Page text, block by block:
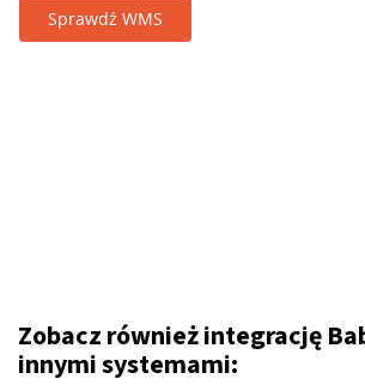
Sprawdź WMS
Zobacz również integrację
innymi systemami: